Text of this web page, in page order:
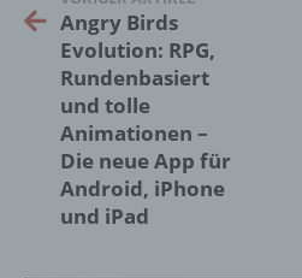
Angry Birds
Evolution: RPG,
Rundenbasiert
und tolle
Animationen –
Die neue App für
Android, iPhone
und iPad
gemeinsam mit
und Mittel der
personenbezogenen
Sind die Zwecke und
Verarbeitung durch
das Recht der
so kann der
beziehungsweise
Kriterien seiner